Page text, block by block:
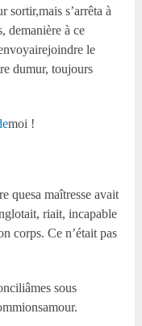
sortir,mais s’arrêta à
demanière à ce
le
dumur, toujours
moi !
quesa maîtresse avait
riait, incapable
corps. Ce n’était pas
sous